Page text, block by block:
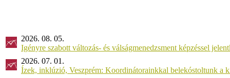
2026. 08. 05.
Igényre szabott változás- és válságmenedzsment képzéssel
2026. 07. 01.
Ízek, inklúzió, Veszprém: Koordinátorainkkal belekóstoltunk a